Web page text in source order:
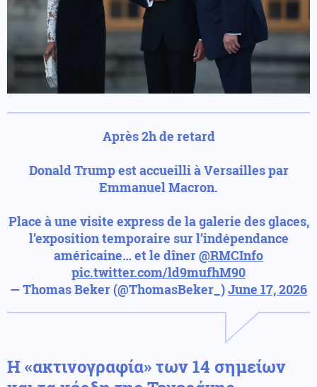
Après 2h de retard
Donald Trump est accueilli à Versailles par
Emmanuel Macron.
Place à une visite express de la galerie des glaces,
l’exposition temporaire sur l’indépendance
américaine… et le dîner@RMCInfo
pic.twitter.com/ld9mufhM90
— Thomas Beker (@ThomasBeker_)June 17, 2026
Η «ακτινογραφία» των 14 σημείων